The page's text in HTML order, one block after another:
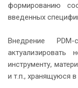
формированию
введенных
Внедрение
актуализировать
инструменту,
и т.п., хранящуюся